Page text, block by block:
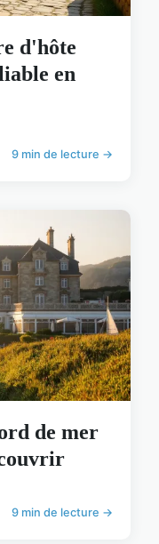
d'hôte
en
9 min de lecture →
de mer
9 min de lecture →